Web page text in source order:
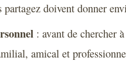
partagez doivent donner
: avant de chercher
amical et